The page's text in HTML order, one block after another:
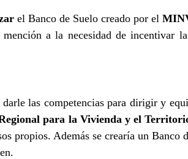
el Banco de Suelo creado por el
a la necesidad de incentivar
las competencias para dirigir y
para la Vivienda y el
propios. Además se crearía un Banco